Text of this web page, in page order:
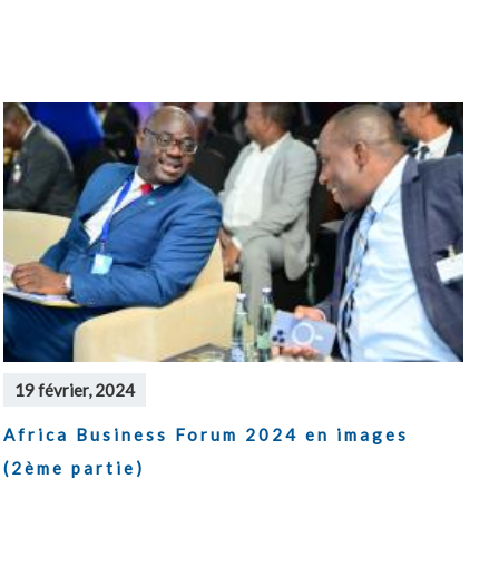
19 février, 2024
Africa Business Forum 2024 en images
(2ème partie)